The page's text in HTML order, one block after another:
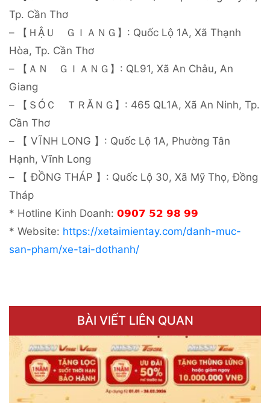
Tp. Cần Thơ
– 【ＨẬＵ ＧＩＡＮＧ】: Quốc Lộ 1A, Xã Thạnh
Hòa, Tp. Cần Thơ
– 【ＡＮ ＧＩＡＮＧ】: QL91, Xã An Châu, An
Giang
– 【ＳÓＣ ＴＲĂＮＧ】: 465 QL1A, Xã An Ninh, Tp.
Cần Thơ
– 【 VĨNH LONG 】: Quốc Lộ 1A, Phường Tân
Hạnh, Vĩnh Long
– 【 ĐỒNG THÁP 】: Quốc Lộ 30, Xã Mỹ Thọ, Đồng
Tháp
* Hotline Kinh Doanh: 𝟬𝟵𝟬𝟳 𝟱𝟮 𝟵𝟴 𝟵𝟵
* Website: https://xetaimientay.com/danh-muc-
san-pham/xe-tai-dothanh/
BÀI VIẾT LIÊN QUAN